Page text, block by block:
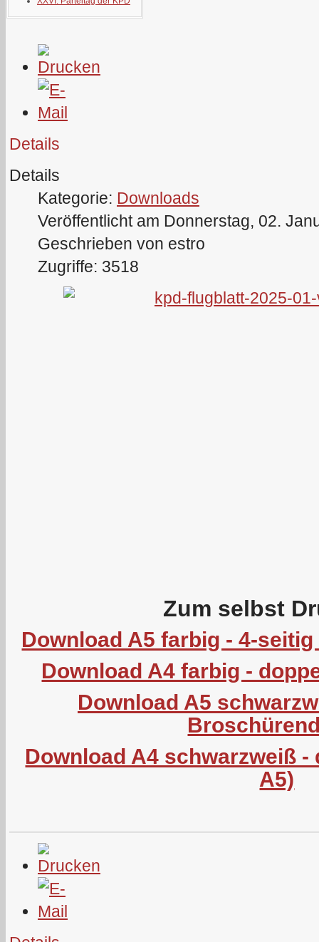
Details
Details
Kategorie: Downloads
Veröffentlicht am Donnerstag, 02.
Geschrieben von estro
Zugriffe: 3518
Zum selbst
Download A5 farbig - 4-
Download A4 farbig -
Download A5
Download A4 schwarzweiß
A5)